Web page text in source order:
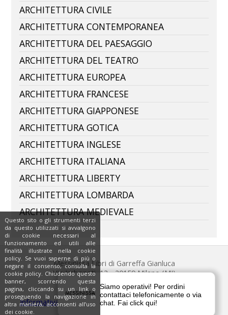
Questo sito o gli strumenti terzi
da questo utilizzati si avvalgono
di cookie necessari al
funzionamento ed utili alle
finalità illustrate nella cookie
policy. Se vuoi saperne di più o
negare il consenso, consulta la
cookie policy. Chiudendo questo
banner, scorrendo questa
pagina, cliccando su un link o
proseguendo la navigazione in
altra maniera, acconsenti all’uso
dei cookie.
ARCHITETTURA CIVILE
ARCHITETTURA CONTEMPORANEA
ARCHITETTURA DEL PAESAGGIO
ARCHITETTURA DEL TEATRO
ARCHITETTURA EUROPEA
ARCHITETTURA FRANCESE
ARCHITETTURA GIAPPONESE
ARCHITETTURA GOTICA
ARCHITETTURA INGLESE
ARCHITETTURA ITALIANA
ARCHITETTURA LIBERTY
ARCHITETTURA LOMBARDA
ARCHITETTURA MEDIEVALE
Messinissa Libri di Garreffa Gianluca
Via Imbonati, 13 - 20159 Milano (MI)
Tel. 342.048.6444
P.IVA 06843270965
Informativa sulla privacy-Condizioni di vendita